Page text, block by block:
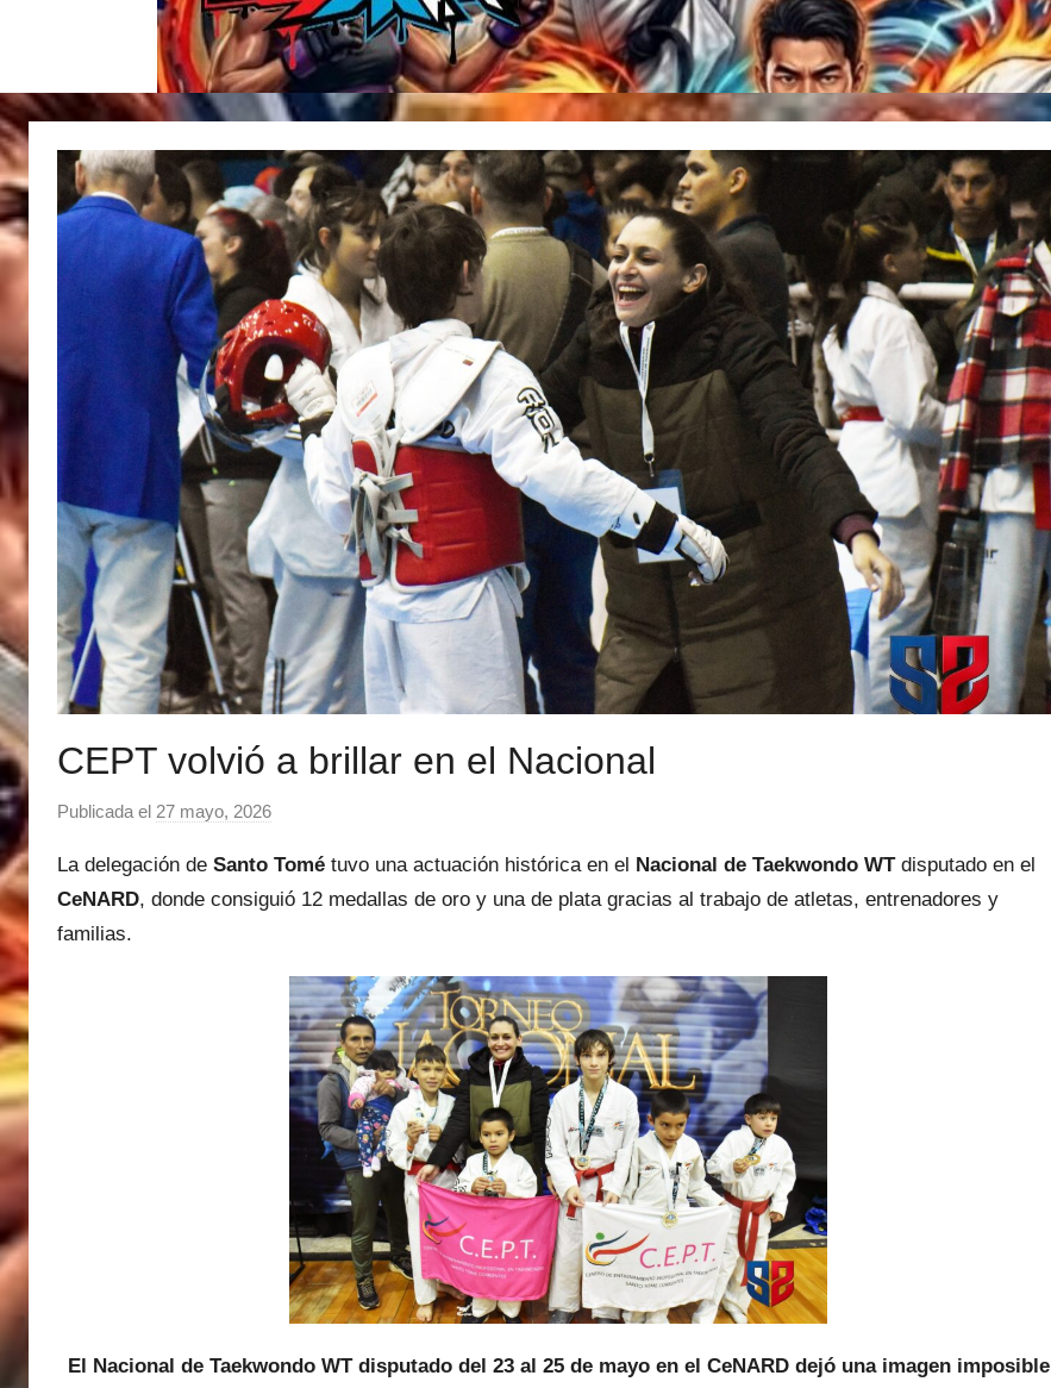
CEPT volvió a brillar en el Nacional
Publicada el 27 mayo, 2026
M
La delegación de Santo Tomé tuvo una actuación histórica en el Nacional de Taekwondo WTdisputado en el
CeNARD, donde consiguió 12 medallas de oro y una de plata gracias al trabajo de atletas, entrenadores y
familias.
El Nacional de Taekwondo WT disputado del 23 al 25 de mayo en el CeNARD dejó una imagen imposible